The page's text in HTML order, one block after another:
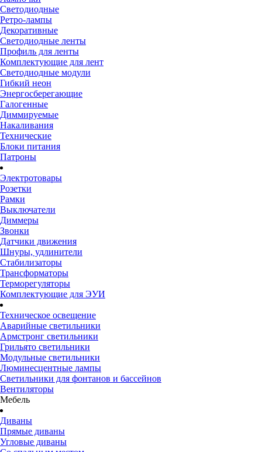
Светодиодные
Ретро-лампы
Декоративные
Светодиодные ленты
Профиль для ленты
Комплектующие для лент
Светодиодные модули
Гибкий неон
Энергосберегающие
Галогенные
Диммируемые
Накаливания
Технические
Блоки питания
Патроны
Электротовары
Розетки
Рамки
Выключатели
Диммеры
Звонки
Датчики движения
Шнуры, удлинители
Стабилизаторы
Трансформаторы
Терморегуляторы
Комплектующие для ЭУИ
Техническое освещение
Аварийные светильники
Армстронг светильники
Грильято светильники
Модульные светильники
Люминесцентные лампы
Светильники для фонтанов и бассейнов
Вентиляторы
Мебель
Диваны
Прямые диваны
Угловые диваны